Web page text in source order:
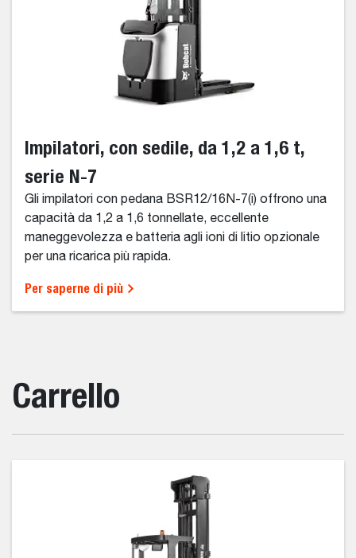
Impilatori, con sedile, da 1,2 a 1,6 t,
serie N-7
Gli impilatori con pedana BSR12/16N-7(i) offrono una
capacità da 1,2 a 1,6 tonnellate, eccellente
maneggevolezza e batteria agli ioni di litio opzionale
per una ricarica più rapida.
Per saperne di più
Carrello